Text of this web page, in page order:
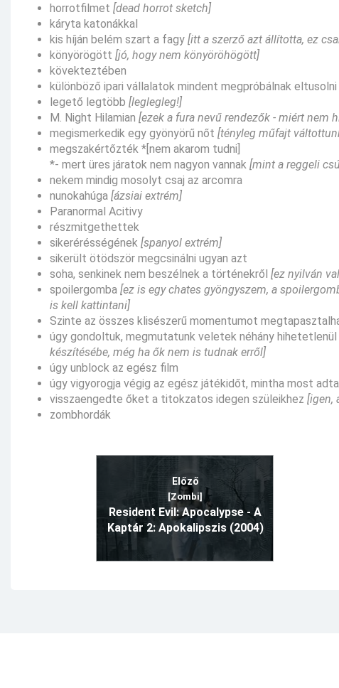
horrotfilmet [dead horrot sketch]
káryta katonákkal
kis híján belém szart a fagy [itt a szerző azt állította, ez
könyörögött [jó, hogy nem könyöröhögött]
kövekteztében
különböző ipari vállalatok mindent megpróbálnak eltusolni
legető legtöbb [leglegleg!]
M. Night Hilamian [ezek a fura nevű rendezők - miért nem
megismerkedik egy gyönyörű nőt [tényleg műfajt
megszakértőzték *[nem akarom tudni]
*- mert üres járatok nem nagyon vannak [mint a reggeli
nekem mindig mosolyt csaj az arcomra
nunokahúga [ázsiai extrém]
Paranormal Acitivy
részmitgethettek
sikerérésségének [spanyol extrém]
sikerült ötödször megcsinálni ugyan azt
soha, senkinek nem beszélnek a történekről [ez nyilván
spoilergomba [ez is egy chates gyöngyszem, a
is kell kattintani]
Szinte az összes klisészerű momentumot
úgy gondoltuk, megmutatunk veletek néhány
készítésébe, még ha ők nem is tudnak erről]
úgy unblock az egész film
úgy vigyorogja végig az egész játékidőt, mintha most
visszaengedte őket a titokzatos idegen szüleikhez [igen,
zombhordák
Előző
[Zombi]
Resident Evil: Apocalypse - A
Kaptár 2: Apokalipszis (2004)